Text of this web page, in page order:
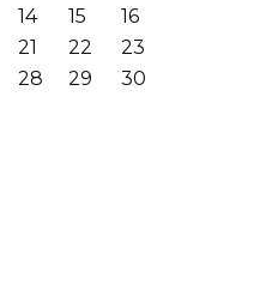
14 15
16
21 22
23
28 29
30